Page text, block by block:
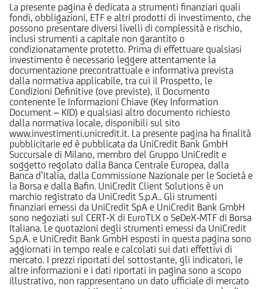
La presente pagina è dedicata a strumenti finanziari quali
fondi, obbligazioni, ETF e altri prodotti di investimento, che
possono presentare diversi livelli di complessità e rischio,
inclusi strumenti a capitale non garantito o
condizionatamente protetto. Prima di effettuare qualsiasi
investimento è necessario leggere attentamente la
documentazione precontrattuale e informativa prevista
dalla normativa applicabile, tra cui il Prospetto, le
Condizioni Definitive (ove previste), il Documento
contenente le Informazioni Chiave (Key Information
Document – KID) e qualsiasi altro documento richiesto
dalla normativa locale, disponibili sul sito
www.investimenti.unicredit.it. La presente pagina ha finalità
pubblicitarie ed è pubblicata da UniCredit Bank GmbH
Succursale di Milano, membro del Gruppo UniCredit e
soggetto regolato dalla Banca Centrale Europea, dalla
Banca d’Italia, dalla Commissione Nazionale per le Società e
la Borsa e dalla Bafin. UniCredit Client Solutions è un
marchio registrato da UniCredit S.p.A.. Gli strumenti
finanziari emessi da UniCredit SpA e UniCredit Bank GmbH
sono negoziati sul CERT-X di EuroTLX o SeDeX-MTF di Borsa
Italiana. Le quotazioni degli strumenti emessi da UniCredit
S.p.A. e UniCredit Bank GmbH esposti in questa pagina sono
aggiornati in tempo reale e calcolati sui dati effettivi di
mercato. I prezzi riportati del sottostante, gli indicatori, le
altre informazioni e i dati riportati in pagina sono a scopo
illustrativo, non rappresentano un dato ufficiale di mercato